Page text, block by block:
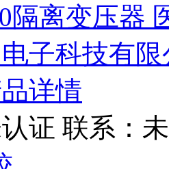
隔离变压器
子科技有限
详情
证 联系：